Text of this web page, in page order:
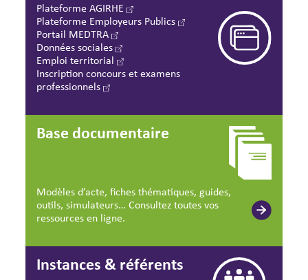
Plateforme AGIRHE
Plateforme Employeurs Publics
Portail MEDTRA
Données sociales
Emploi territorial
Inscription concours et examens
professionnels
Base documentaire
Modèles d’acte, fiches thématiques, guides,
outils, simulateurs… Consultez toutes vos
ressources en ligne.
Instances & référents